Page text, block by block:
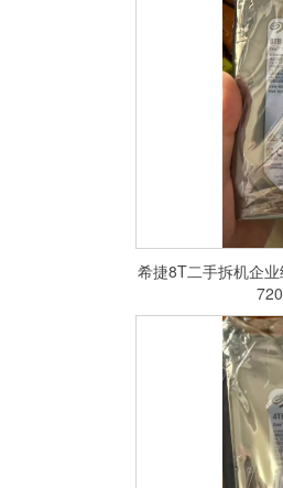
希捷8T二手拆机企